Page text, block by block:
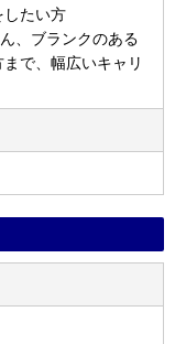
したい方
、ブランクのある
で、幅広いキャリ